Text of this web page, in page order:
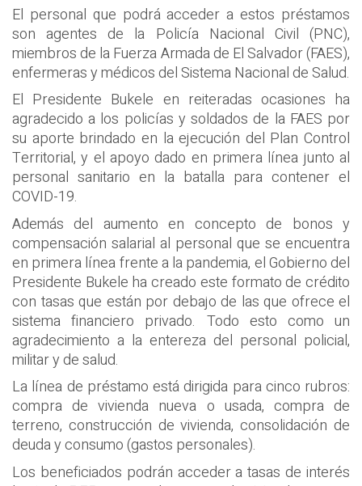
El personal que podrá acceder a estos préstamos
son agentes de la Policía Nacional Civil (PNC),
miembros de la Fuerza Armada de El Salvador (FAES),
enfermeras y médicos del Sistema Nacional de Salud.
El Presidente Bukele en reiteradas ocasiones ha
agradecido a los policías y soldados de la FAES por
su aporte brindado en la ejecución del Plan Control
Territorial, y el apoyo dado en primera línea junto al
personal sanitario en la batalla para contener el
COVID-19.
Además del aumento en concepto de bonos y
compensación salarial al personal que se encuentra
en primera línea frente a la pandemia, el Gobierno del
Presidente Bukele ha creado este formato de crédito
con tasas que están por debajo de las que ofrece el
sistema financiero privado. Todo esto como un
agradecimiento a la entereza del personal policial,
militar y de salud.
La línea de préstamo está dirigida para cinco rubros:
compra de vivienda nueva o usada, compra de
terreno, construcción de vivienda, consolidación de
deuda y consumo (gastos personales).
Los beneficiados podrán acceder a tasas de interés